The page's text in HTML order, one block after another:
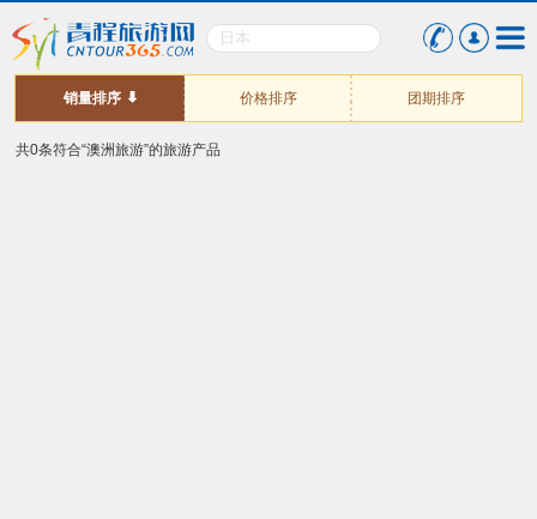
销量排序 价格排序 团期排序
共0条符合“澳洲旅游”的旅游产品